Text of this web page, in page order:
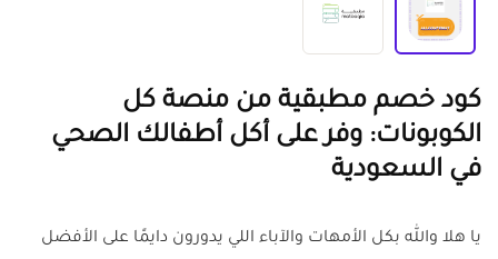
كود خصم مطبقية من منصة كل
الكوبونات: وفر على أكل أطفالك الصحي
في السعودية
يا هلا والله بكل الأمهات والآباء اللي يدورون دايمًا على الأفضل